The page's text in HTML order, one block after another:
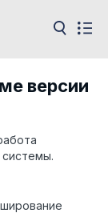
версии